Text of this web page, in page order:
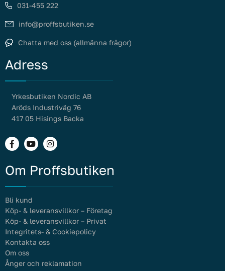
031-455 222
info@proffsbutiken.se
Chatta med oss (allmänna frågor)
Adress
Yrkesbutiken Nordic AB
Aröds Industriväg 76
417 05 Hisings Backa
Om Proffsbutiken
Bli kund
Köp- & leveransvillkor – Företag
Köp- & leveransvillkor – Privat
Integritets- & Cookiepolicy
Kontakta oss
Om oss
Ånger och reklamation